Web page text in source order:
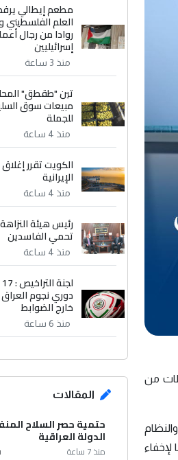
من
لإخفاء
مطعم إيطالي
العلم الفلسطيني
روادا من رجال
إسرائيليين
منذ 3 ساعة
تين "طقطق"
مبيعات سوق
للجملة
منذ 4 ساعة
الكويت تقرر
الإيرانية
منذ 4 ساعة
رئيس هيئة
تحمي الفاسدين
منذ 4 ساعة
خارج الضوابط
منذ 6 ساعة
المقالات
حتمية حصر السلاح
الدولة العراقية
منذ 7 ساعة